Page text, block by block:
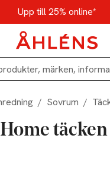
Upp till 25% online*
Kod: AUG25 - Shoppa nu
/ Sovrum /
täcken